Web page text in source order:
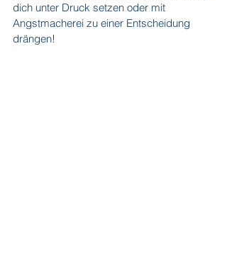
dich unter Druck setzen oder mit
Angstmacherei zu einer Entscheidung
drängen!